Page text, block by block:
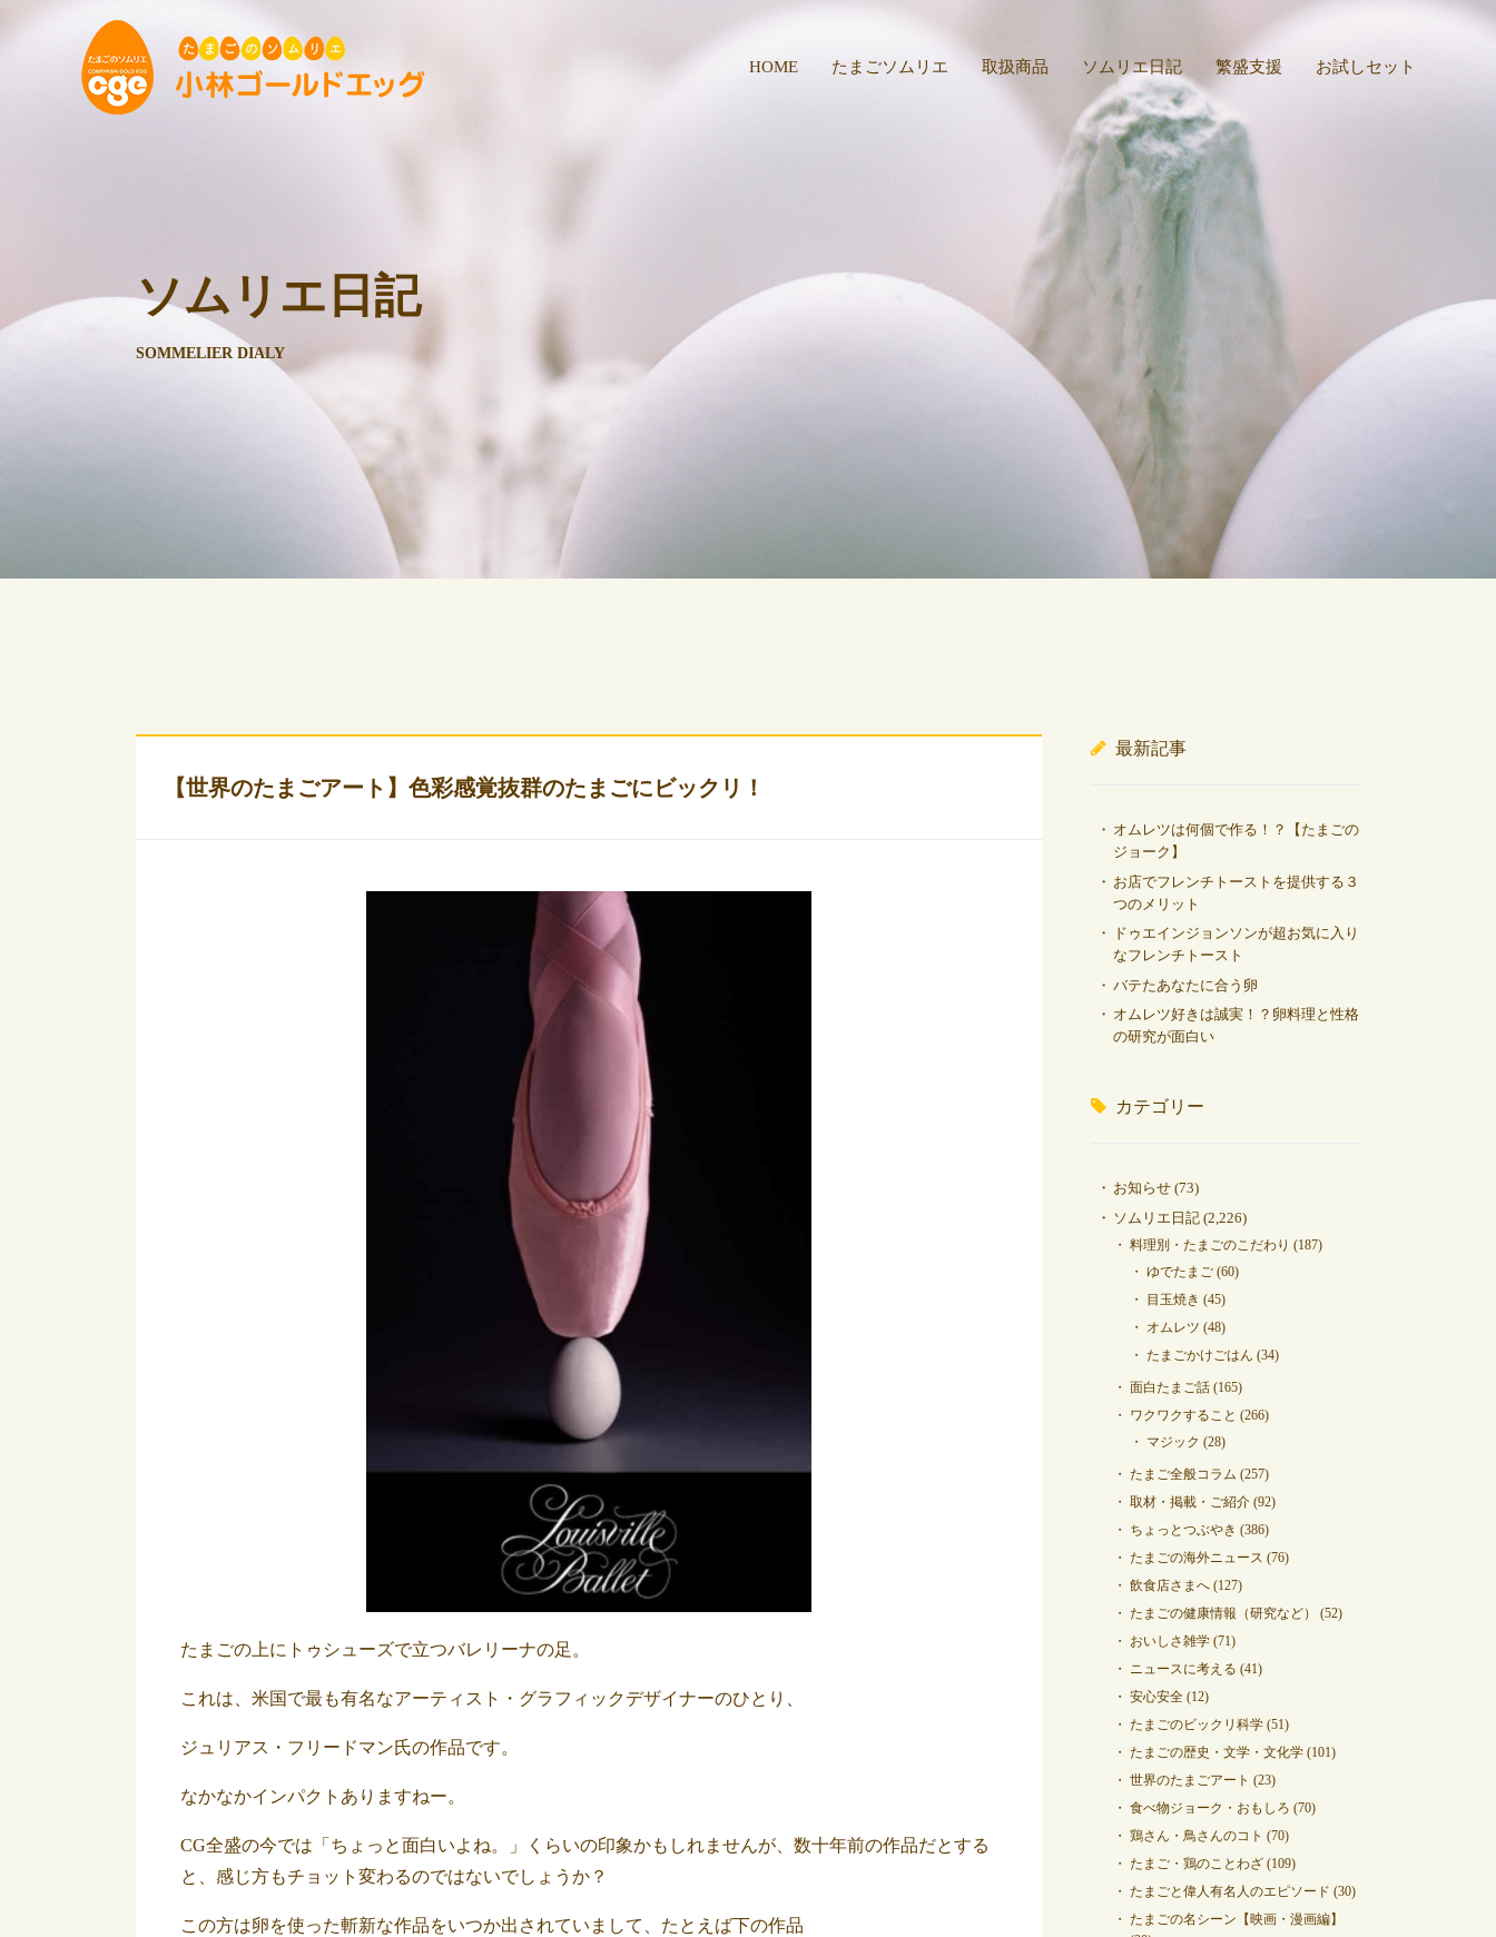
HOME たまごソムリエ 取扱商品 ソムリエ日記 繁盛支援 お試しセット
ソムリエ日記
SOMMELIER DIALY
【世界のたまごアート】色彩感覚抜群のたまごにビックリ！
たまごの上にトゥシューズで立つバレリーナの足。
これは、米国で最も有名なアーティスト・グラフィックデザイナーのひとり、
ジュリアス・フリードマン氏の作品です。
なかなかインパクトありますねー。
CG全盛の今では「ちょっと面白いよね。」くらいの印象かもしれませんが、数十年前の作品だとする
と、感じ方もチョット変わるのではないでしょうか？
この方は卵を使った斬新な作品をいつか出されていまして、たとえば下の作品
最新記事
オムレツは何個で作る！？【たまごの
ジョーク】
お店でフレンチトーストを提供する３
つのメリット
ドゥエインジョンソンが超お気に入り
なフレンチトースト
バテたあなたに合う卵
オムレツ好きは誠実！？卵料理と性格
の研究が面白い
カテゴリー
お知らせ (73)
ソムリエ日記 (2,226)
料理別・たまごのこだわり (187)
ゆでたまご (60)
目玉焼き (45)
オムレツ (48)
たまごかけごはん (34)
面白たまご話 (165)
ワクワクすること (266)
マジック (28)
たまご全般コラム (257)
取材・掲載・ご紹介 (92)
ちょっとつぶやき (386)
たまごの海外ニュース (76)
飲食店さまへ (127)
たまごの健康情報（研究など）
(52)
おいしさ雑学 (71)
ニュースに考える (41)
安心安全 (12)
たまごのビックリ科学 (51)
たまごの歴史・文学・文化学 (101)
世界のたまごアート (23)
食べ物ジョーク・おもしろ (70)
鶏さん・鳥さんのコト (70)
たまご・鶏のことわざ (109)
たまごと偉人有名人のエピソード (30)
たまごの名シーン【映画・漫画編】